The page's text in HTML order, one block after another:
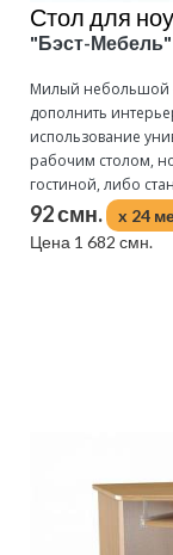
Стол для
"Бэст-Мебель"
Милый небольшой
дополнить
использование
рабочим столом,
гостиной, либо
92 смн.
x 24
Цена 1 682 смн.